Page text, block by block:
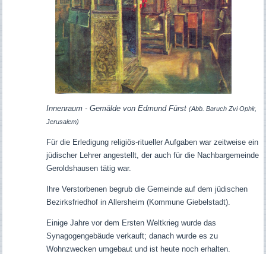
Innenraum - Gemälde von Edmund Fürst (Abb. Baruch Zvi Ophir,
Jerusalem)
Für die Erledigung religiös-ritueller Aufgaben war zeitweise ein
jüdischer Lehrer angestellt, der auch für die Nachbargemeinde
Geroldshausen tätig war.
Ihre Verstorbenen begrub die Gemeinde auf dem jüdischen
Bezirksfriedhof in Allersheim (Kommune Giebelstadt).
Einige Jahre vor dem Ersten Weltkrieg wurde das
Synagogengebäude verkauft; danach wurde es zu
Wohnzwecken umgebaut und ist heute noch erhalten.